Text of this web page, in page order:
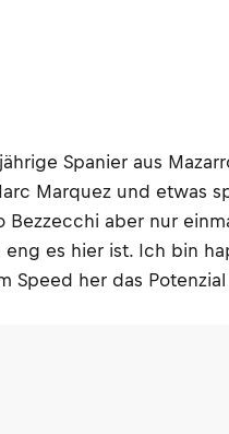
Spanier aus
Marquez und etwas
aber nur
es hier ist. Ich bin
her das